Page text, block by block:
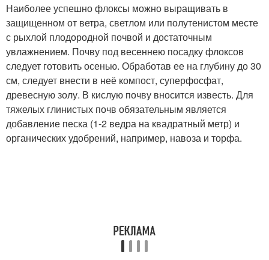
​Наиболее успешно флоксы можно выращивать в
защищенном от ветра, светлом или полутенистом месте
с рыхлой плодородной почвой и достаточным
увлажнением. Почву под весеннею посадку флоксов
следует готовить осенью. Обработав ее на глубину до 30
см, следует внести в неё компост, суперфосфат,
древесную золу. В кислую почву вносится известь. Для
тяжелых глинистых почв обязательным является
добавление песка (1-2 ведра на квадратный метр) и
органических удобрений, например, навоза и торфа.​